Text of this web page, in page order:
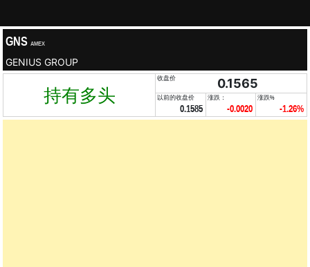
GNS AMEX
GENIUS GROUP
持有多头
收盘价 0.1565
以前的收盘价
0.1585
涨跌：
-0.0020
涨跌%
-1.26%